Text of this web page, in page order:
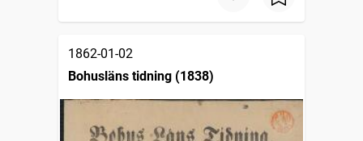
1862-01-02
Bohusläns tidning (1838)